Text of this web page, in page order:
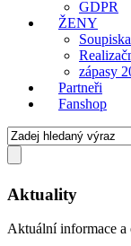
GDPR
ŽENY
zápasy
Partneři
Fanshop
Aktuality
Aktuální informace a